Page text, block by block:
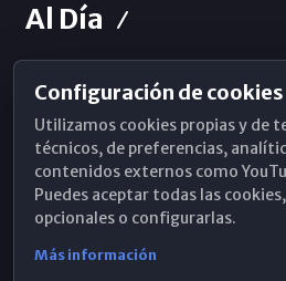
Al Día
Horarios de Misa
Hemeroteca
WhatsApp
Configuración de cookies
Utilizamos cookies propias y de
técnicos, de preferencias,
contenidos externos como
Puedes aceptar todas las
opcionales o configurarlas.
Más información